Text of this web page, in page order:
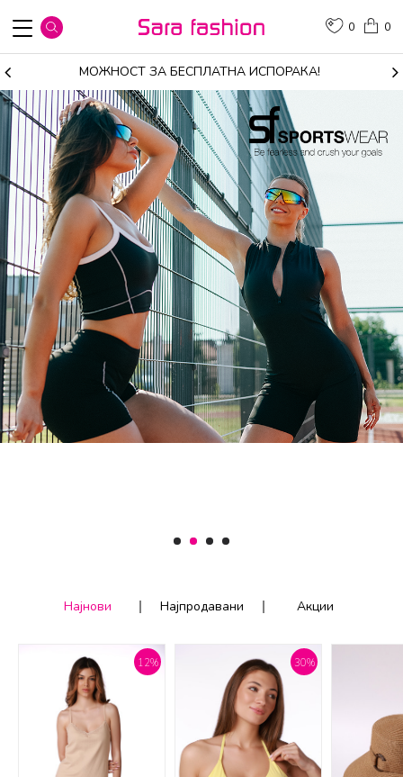
0
0
МОЖНОСТ ЗА БЕСПЛАТНА ИСПОРАКА!
1 2 3 4
Најнови Најпродавани Акции
12% 30%